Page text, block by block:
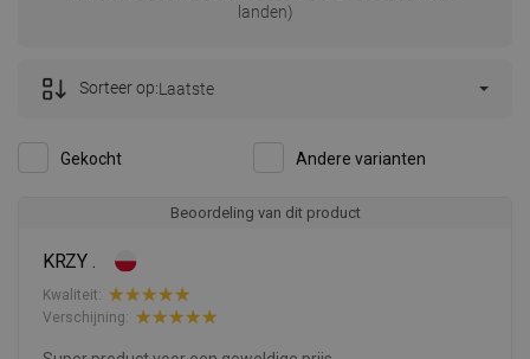
landen)
Gekocht Andere varianten
Sorteer op:Laatste
Beoordeling van dit product
KRZY .
Kwaliteit:
Verschijning: